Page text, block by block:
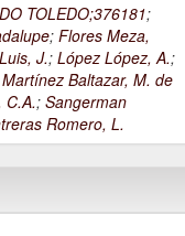
TOLEDO;376181;
;Flores Meza,
J.;López López, A.;
Martínez Baltazar, M. de
C.A.;Sangerman
Romero, L.